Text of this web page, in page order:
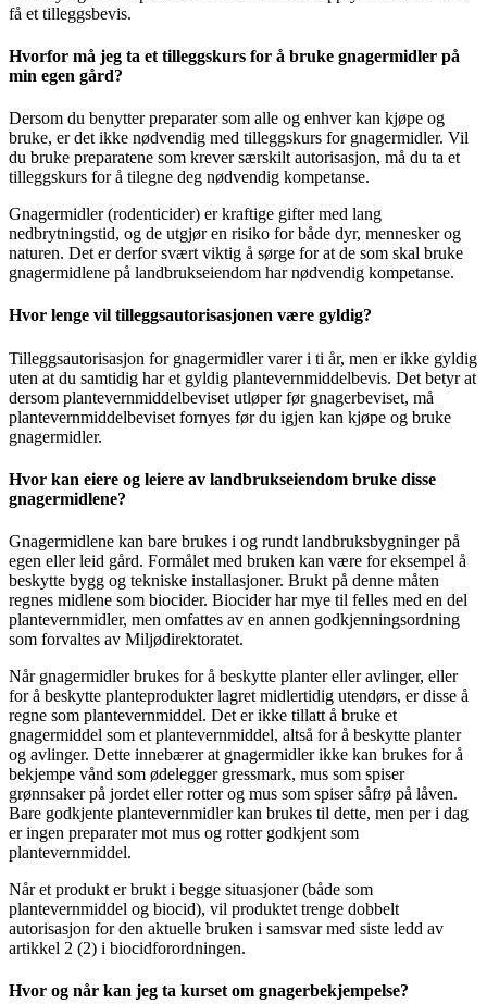
få et tilleggsbevis.
Hvorfor må jeg ta et tilleggskurs for å bruke gnagermidler på
min egen gård?
Dersom du benytter preparater som alle og enhver kan kjøpe og
bruke, er det ikke nødvendig med tilleggskurs for gnagermidler. Vil
du bruke preparatene som krever særskilt autorisasjon, må du ta et
tilleggskurs for å tilegne deg nødvendig kompetanse.
Gnagermidler (rodenticider) er kraftige gifter med lang
nedbrytningstid, og de utgjør en risiko for både dyr, mennesker og
naturen. Det er derfor svært viktig å sørge for at de som skal bruke
gnagermidlene på landbrukseiendom har nødvendig kompetanse.
Hvor lenge vil tilleggsautorisasjonen være gyldig?
Tilleggsautorisasjon for gnagermidler varer i ti år, men er ikke gyldig
uten at du samtidig har et gyldig plantevernmiddelbevis. Det betyr at
dersom plantevernmiddelbeviset utløper før gnagerbeviset, må
plantevernmiddelbeviset fornyes før du igjen kan kjøpe og bruke
gnagermidler.
Hvor kan eiere og leiere av landbrukseiendom bruke disse
gnagermidlene?
Gnagermidlene kan bare brukes i og rundt landbruksbygninger på
egen eller leid gård. Formålet med bruken kan være for eksempel å
beskytte bygg og tekniske installasjoner. Brukt på denne måten
regnes midlene som biocider. Biocider har mye til felles med en del
plantevernmidler, men omfattes av en annen godkjenningsordning
som forvaltes av Miljødirektoratet.
Når gnagermidler brukes for å beskytte planter eller avlinger, eller
for å beskytte planteprodukter lagret midlertidig utendørs, er disse å
regne som plantevernmiddel. Det er ikke tillatt å bruke et
gnagermiddel som et plantevernmiddel, altså for å beskytte planter
og avlinger. Dette innebærer at gnagermidler ikke kan brukes for å
bekjempe vånd som ødelegger gressmark, mus som spiser
grønnsaker på jordet eller rotter og mus som spiser såfrø på låven.
Bare godkjente plantevernmidler kan brukes til dette, men per i dag
er ingen preparater mot mus og rotter godkjent som
plantevernmiddel.
Når et produkt er brukt i begge situasjoner (både som
plantevernmiddel og biocid), vil produktet trenge dobbelt
autorisasjon for den aktuelle bruken i samsvar med siste ledd av
artikkel 2 (2) i biocidforordningen.
Hvor og når kan jeg ta kurset om gnagerbekjempelse?